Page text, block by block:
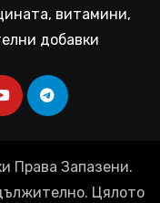
витамини,
добавки
Права Запазени.
Цялото